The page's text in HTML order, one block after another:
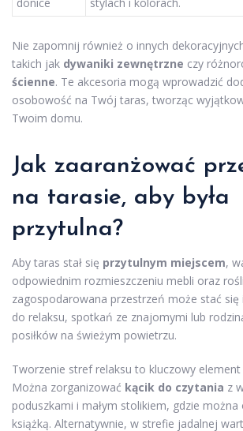
Nie zapomnij również o innych
takich jak dywaniki zewnętrzne czy
ścienne. Te akcesoria mogą wprowadzić
osobowość na Twój taras, tworząc
Twoim domu.
Jak zaaranżować
na tarasie, aby była
przytulna?
Aby taras stał się przytulnym miejscem,
odpowiednim rozmieszczeniu mebli oraz
zagospodarowana przestrzeń może stać
do relaksu, spotkań ze znajomymi lub
posiłków na świeżym powietrzu.
Tworzenie stref relaksu to kluczowy
Można zorganizować kącik do czytania z
poduszkami i małym stolikiem, gdzie
książką. Alternatywnie, w strefie jadalnej